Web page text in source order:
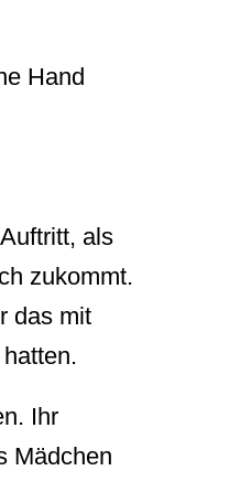
Hand
als
zukommt.
das mit
Ihr
Mädchen